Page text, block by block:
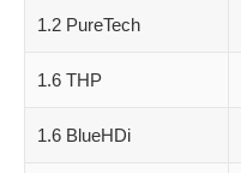
1.2 PureTech
1.6 THP
1.6 BlueHDi